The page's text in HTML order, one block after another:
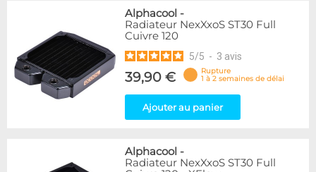
Alphacool -
Radiateur NexXxoS ST30 Full
Cuivre 120
5/5 - 3 avis
39,90 €
Rupture
1 à 2 semaines de délai
Ajouter au panier
Alphacool -
Radiateur NexXxoS ST30 Full